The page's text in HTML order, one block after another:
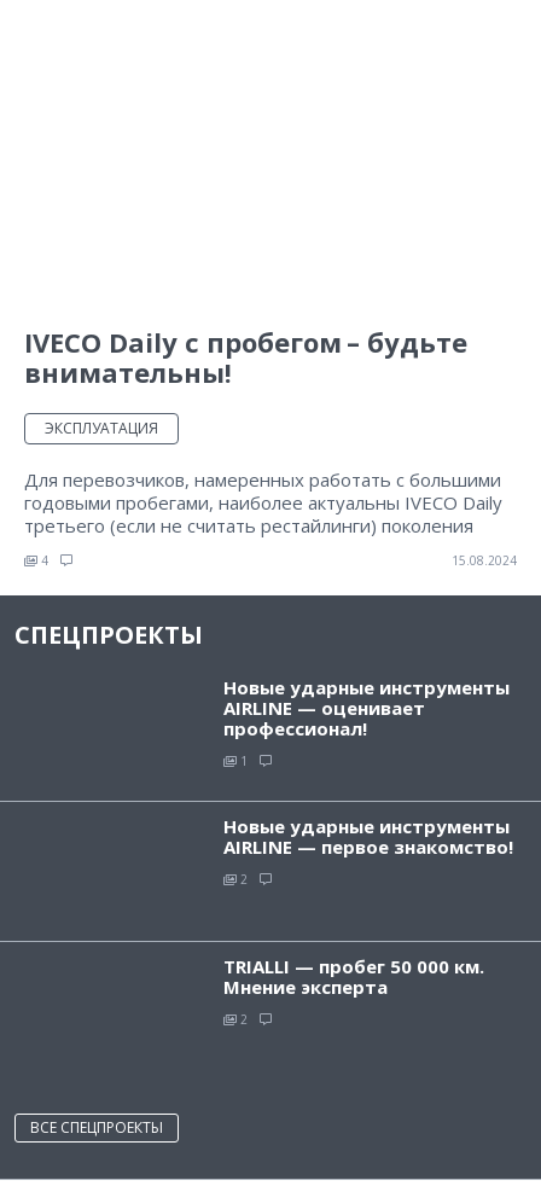
IVECO Daily с пробегом – будьте
внимательны!
ЭКСПЛУАТАЦИЯ
Для перевозчиков, намеренных работать с большими
годовыми пробегами, наиболее актуальны IVECO Daily
третьего (если не считать рестайлинги) поколения
4 15.08.2024
СПЕЦПРОЕКТЫ
Новые ударные инструменты
AIRLINE — оценивает
профессионал!
1
Новые ударные инструменты
AIRLINE — первое знакомство!
2
TRIALLI — пробег 50 000 км.
Мнение эксперта
2
ВСЕ СПЕЦПРОЕКТЫ